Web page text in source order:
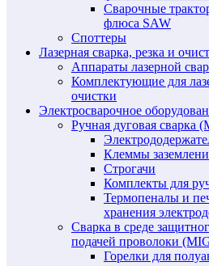
Сварочные
флюса SAW
Споттеры
Лазерная сварка, резка и
Аппараты лазерной
Комплектующие для
очистки
Электросварочное
Ручная дуговая сварка
Клеммы
Строгачи
Комплекты для
Термопеналы и
хранения
Сварка в среде
подачей проволоки
Горелки для